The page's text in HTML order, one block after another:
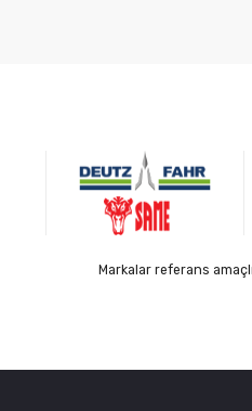
Markalar referans